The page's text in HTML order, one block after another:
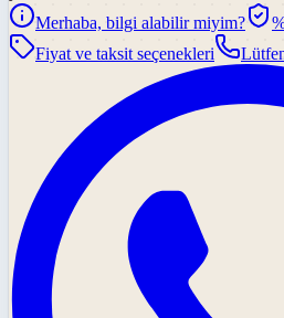
Merhaba, bilgi alabilir miyim?
Fiyat ve taksit seçenekleri